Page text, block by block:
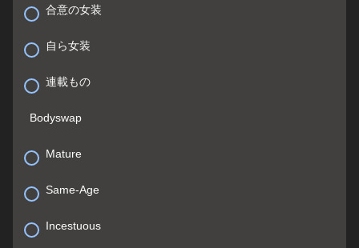
合意の女装
自ら女装
連載もの
Bodyswap
Mature
Same-Age
Incestuous